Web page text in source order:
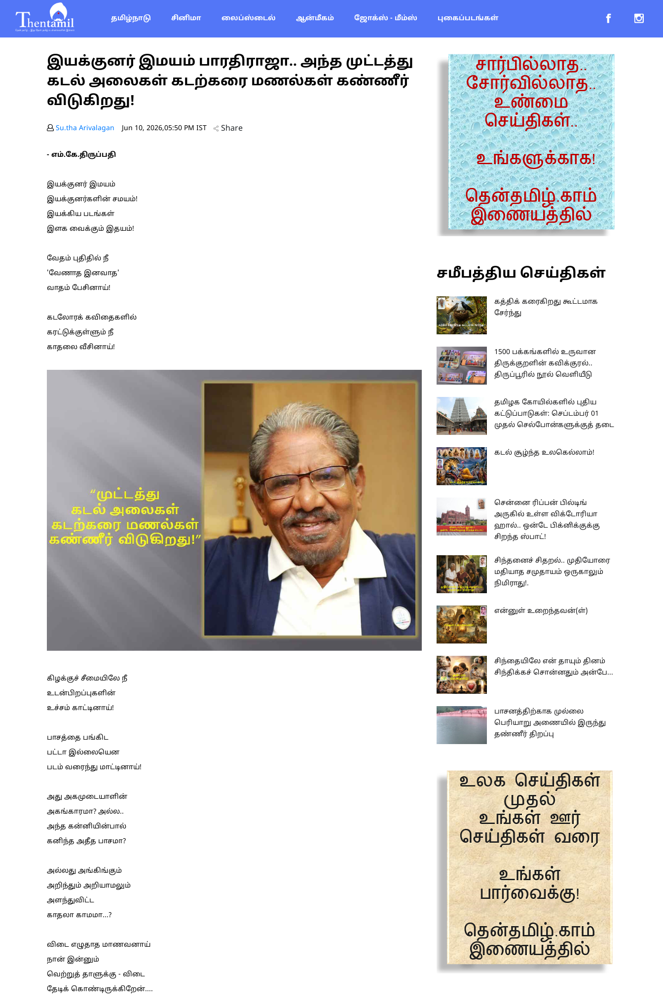
தமிழ்நாடு சினிமா லைப்ஸ்டைல் ஆன்மீகம் ஜோக்ஸ் - மீம்ஸ் புகைப்படங்கள்
இயக்குனர் இமயம் பாரதிராஜா.. அந்த முட்டத்து
கடல் அலைகள் கடற்கரை மணல்கள் கண்ணீர்
விடுகிறது!
Su.tha Arivalagan Jun 10, 2026,05:50 PM IST Share
- எம்.கே.திருப்பதி
இயக்குனர் இமயம்
இயக்குனர்களின் சமயம்!
இயக்கிய படங்கள்
இளக வைக்கும் இதயம்!
வேதம் புதிதில் நீ
'வேணாத இனவாத'
வாதம் பேசினாய்!
கடலோரக் கவிதைகளில்
கரட்டுக்குள்ளும் நீ
காதலை வீசினாய்!
கிழக்குச் சீமையிலே நீ
உடன்பிறப்புகளின்
உச்சம் காட்டினாய்!
பாசத்தை பங்கிட
பட்டா இல்லையென
படம் வரைந்து மாட்டினாய்!
அது அகமுடையாளின்
அகங்காரமா? அல்ல..
அந்த கன்னியின்பால்
கனிந்த அதீத பாசமா?
அல்லது அங்கிங்கும்
அறிந்தும் அறியாமலும்
அளந்துவிட்ட
காதலா காமமா...?
விடை எழுதாத மாணவனாய்
நான் இன்னும்
வெற்றுத் தாளுக்கு - விடை
தேடிக் கொண்டிருக்கிறேன்....
சமீபத்திய செய்திகள்
கத்திக் கரைகிறது கூட்டமாக
சேர்ந்து
1500 பக்கங்களில் உருவான
திருக்குறளின் கவிக்குரல்..
திருப்பூரில் நூல் வெளியீடு
தமிழக கோயில்களில் புதிய
கட்டுப்பாடுகள்: செப்டம்பர் 01
முதல் செல்போன்களுக்குத் தடை
கடல் சூழ்ந்த உலகெல்லாம்!
சென்னை ரிப்பன் பில்டிங்
அருகில் உள்ள விக்டோரியா
ஹால்.. ஒன்டே பிக்னிக்குக்கு
சிறந்த ஸ்பாட்!
சிந்தனைச் சிதறல்.. முதியோரை
மதியாத சமுதாயம் ஒருகாலும்
நிமிராது!.
என்னுள் உறைந்தவன்(ள்)
சிந்தையிலே என் தாயும் தினம்
சிந்திக்கச் சொன்னதும் அன்பே...
பாசனத்திற்காக முல்லை
பெரியாறு அணையில் இருந்து
தண்ணீர் திறப்பு